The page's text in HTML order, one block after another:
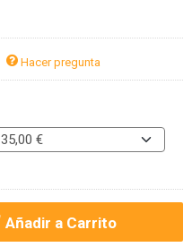
Hacer pregunta
Añadir a Carrito